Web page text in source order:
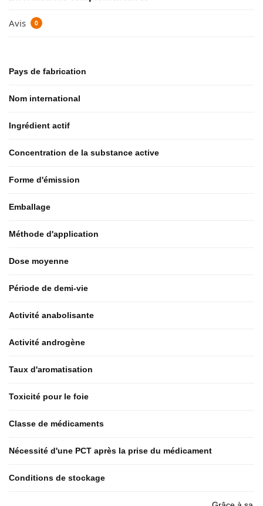
Avis 0
Pays de fabrication
Nom international
Ingrédient actif
Concentration de la substance active
Forme d'émission
Emballage
Méthode d'application
Dose moyenne
Période de demi-vie
Activité anabolisante
Activité androgène
Taux d'aromatisation
Toxicité pour le foie
Classe de médicaments
Nécessité d'une PCT après la prise du médicament
Conditions de stockage